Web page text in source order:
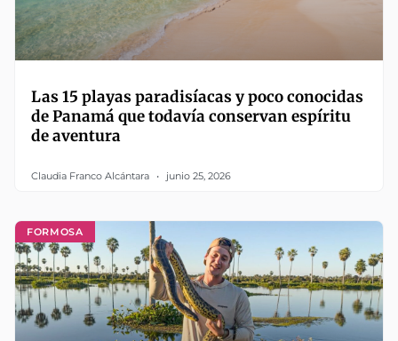
Las 15 playas paradisíacas y poco conocidas
de Panamá que todavía conservan espíritu
de aventura
Claudia Franco Alcántara junio 25, 2026
FORMOSA